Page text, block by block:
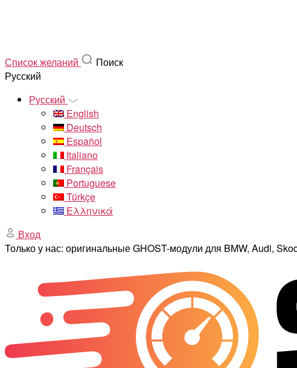
Список желаний
Поиск
Русский
Русский
English
Deutsch
Español
Italiano
Français
Portuguese
Türkçe
Ελληνικά
Вход
Только у нас: оригинальные GHOST-модули для BMW, Audi,